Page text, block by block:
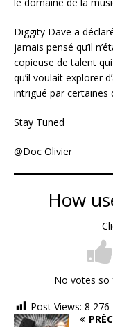
Diggity Dave a
jamais pensé qu’il
copieuse de talent
qu’il voulait explorer
intrigué par certaines
Stay Tuned
@Doc Olivier
How
No votes so
Post Views: 8 276